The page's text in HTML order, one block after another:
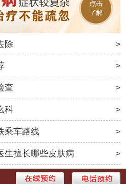
除 >
>
查 >
科 >
乘车路线 >
生擅长哪些皮肤病 >